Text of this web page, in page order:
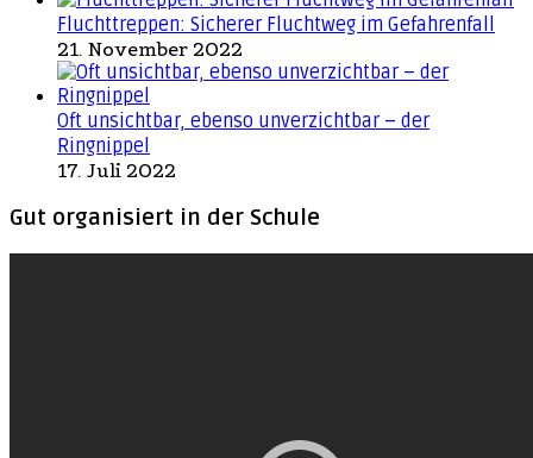
Fluchttreppen: Sicherer Fluchtweg im Gefahrenfall
21. November 2022
Oft unsichtbar, ebenso unverzichtbar – der
Ringnippel
17. Juli 2022
Gut organisiert in der Schule